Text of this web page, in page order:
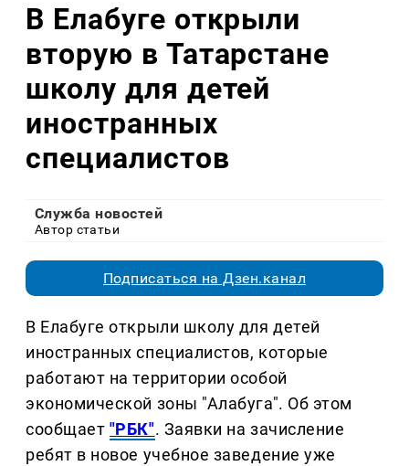
В Елабуге открыли
вторую в Татарстане
школу для детей
иностранных
специалистов
Служба новостей
Автор статьи
Подписаться на Дзен.канал
В Елабуге открыли школу для детей
иностранных специалистов, которые
работают на территории особой
экономической зоны "Алабуга". Об этом
сообщает "РБК". Заявки на зачисление
ребят в новое учебное заведение уже